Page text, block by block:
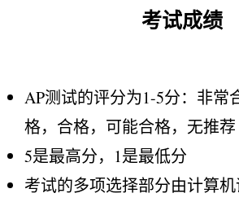
考试成绩
AP测试的评分为1-5分：非常
格，合格，可能合格，无推荐
5是最高分，1是最低分
考试的多项选择部分由计算